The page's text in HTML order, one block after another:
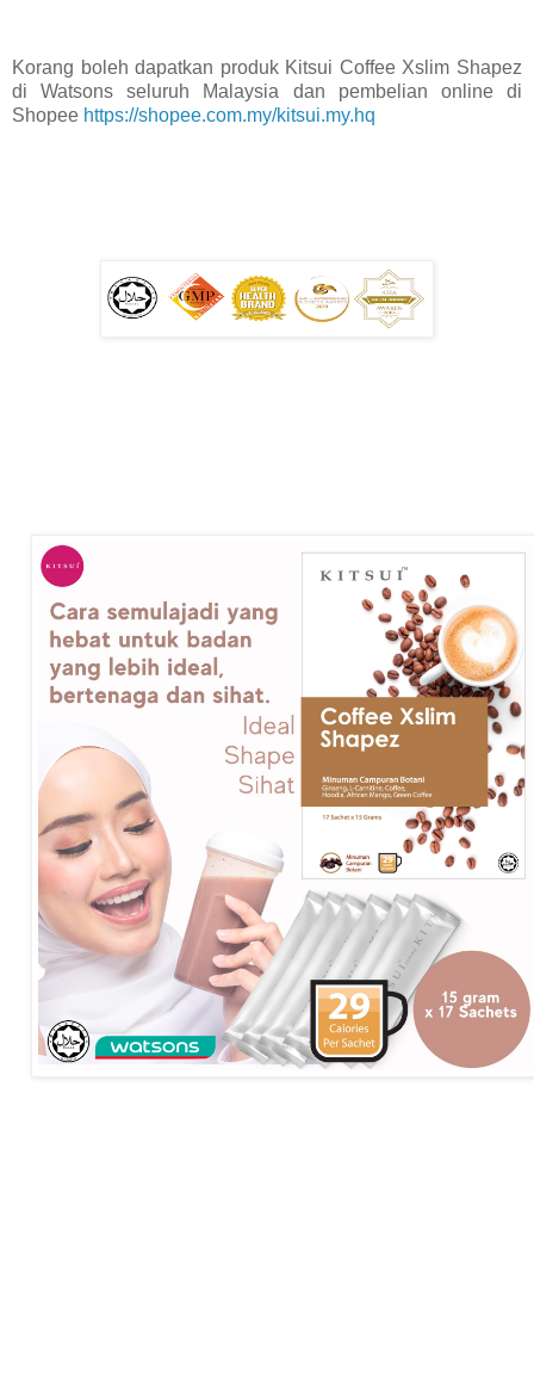
Korang boleh dapatkan produk Kitsui Coffee Xslim Shapez
di Watsons seluruh Malaysia dan pembelian online di
Shopee https://shopee.com.my/kitsui.my.hq